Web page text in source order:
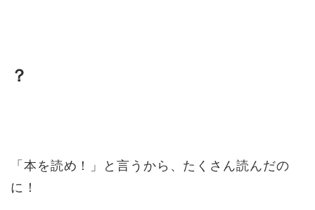
？
「本を読め！」と言うから、たくさん読んだの
に！